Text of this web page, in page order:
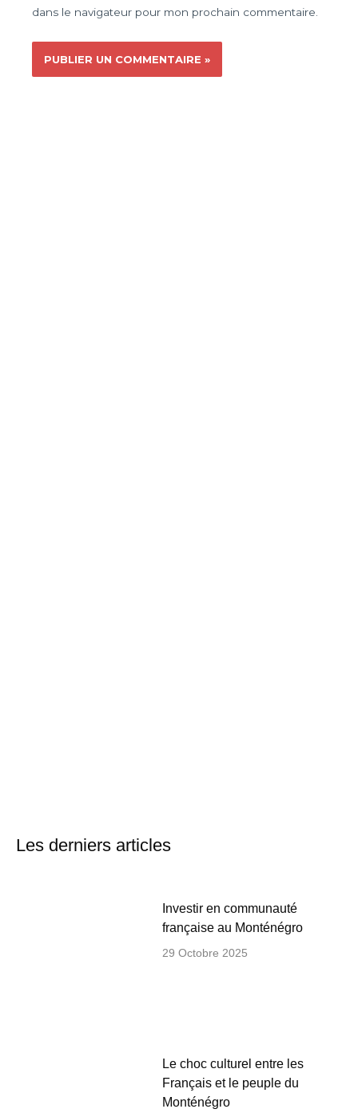
dans le navigateur pour mon prochain commentaire.
Les derniers articles
Investir en communauté
française au Monténégro
29 Octobre 2025
Le choc culturel entre les
Français et le peuple du
Monténégro